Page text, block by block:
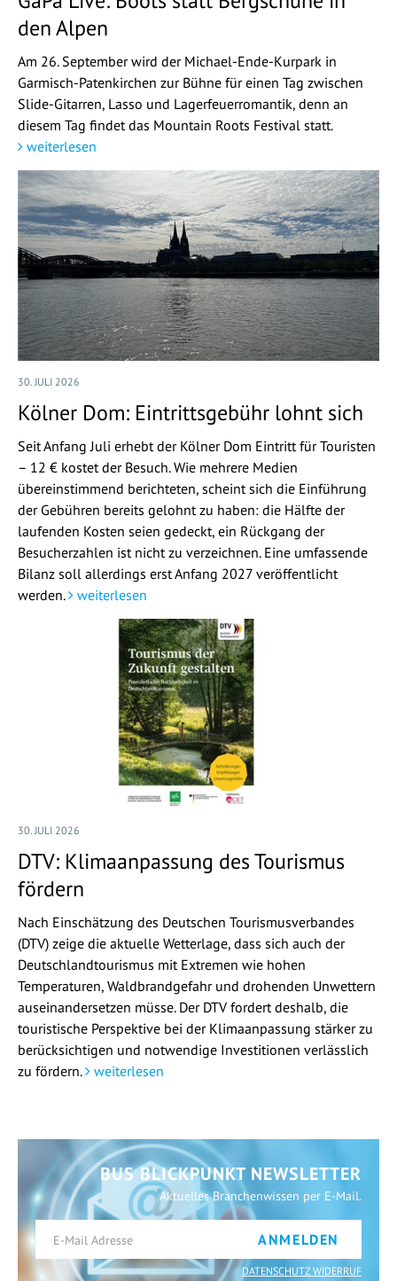
den Alpen
Am 26. September wird der Michael-Ende-Kurpark in
Garmisch-Patenkirchen zur Bühne für einen Tag zwischen
Slide-Gitarren, Lasso und Lagerfeuerromantik, denn an
diesem Tag findet das Mountain Roots Festival statt.
weiterlesen
30. JULI 2026
Kölner Dom: Eintrittsgebühr lohnt sich
Seit Anfang Juli erhebt der Kölner Dom Eintritt für Touristen
– 12 € kostet der Besuch. Wie mehrere Medien
übereinstimmend berichteten, scheint sich die Einführung
der Gebühren bereits gelohnt zu haben: die Hälfte der
laufenden Kosten seien gedeckt, ein Rückgang der
Besucherzahlen ist nicht zu verzeichnen. Eine umfassende
Bilanz soll allerdings erst Anfang 2027 veröffentlicht
werden.
weiterlesen
30. JULI 2026
DTV: Klimaanpassung des Tourismus
fördern
Nach Einschätzung des Deutschen Tourismusverbandes
(DTV) zeige die aktuelle Wetterlage, dass sich auch der
Deutschlandtourismus mit Extremen wie hohen
Temperaturen, Waldbrandgefahr und drohenden Unwettern
auseinandersetzen müsse. Der DTV fordert deshalb, die
touristische Perspektive bei der Klimaanpassung stärker zu
berücksichtigen und notwendige Investitionen verlässlich
zu fördern.
weiterlesen
BUS BLICKPUNKT NEWSLETTER
Aktuelles Branchenwissen per E-Mail.
ANMELDEN
DATENSCHUTZ WIDERRUF